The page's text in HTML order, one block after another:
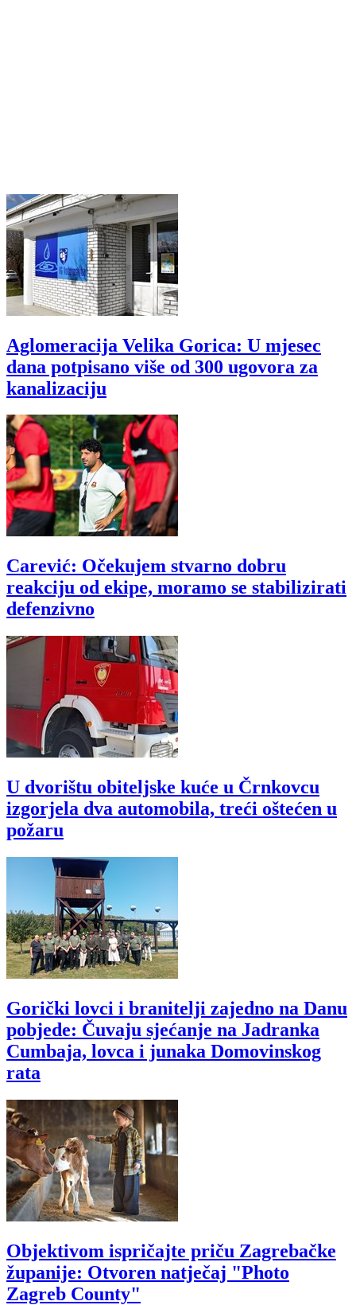
Aglomeracija Velika Gorica: U mjesec
dana potpisano više od 300 ugovora za
kanalizaciju
Carević: Očekujem stvarno dobru
reakciju od ekipe, moramo se stabilizirati
defenzivno
U dvorištu obiteljske kuće u Črnkovcu
izgorjela dva automobila, treći oštećen u
požaru
Gorički lovci i branitelji zajedno na Danu
pobjede: Čuvaju sjećanje na Jadranka
Cumbaja, lovca i junaka Domovinskog
rata
Objektivom ispričajte priču Zagrebačke
županije: Otvoren natječaj "Photo
Zagreb County"